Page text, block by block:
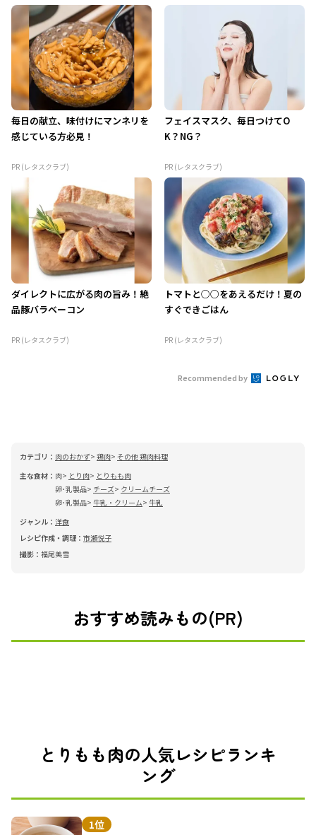
毎日の献立、味付けにマンネリを
感じている方必見！
PR (レタスクラブ)
フェイスマスク、毎日つけてO
K？NG？
PR (レタスクラブ)
ダイレクトに広がる肉の旨み！絶
品豚バラベーコン
PR (レタスクラブ)
トマトと○○をあえるだけ！夏の
すぐできごはん
PR (レタスクラブ)
Recommended by
カテゴリ： 肉のおかず 鶏肉 その他 鶏肉料理
主な食材： 肉 とり肉
とりもも肉
卵･乳製品
チーズ
クリームチーズ
卵･乳製品 牛乳・クリーム 牛乳
ジャンル： 洋食
レシピ作成・調理： 市瀬悦子
撮影： 福尾美雪
おすすめ読みもの(PR)
とりもも肉の人気レシピランキ
ング
1位